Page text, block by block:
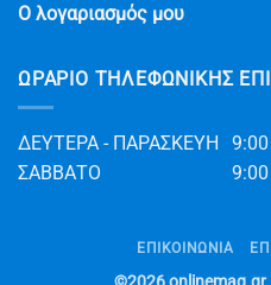
Ο λογαριασμός μου
ΩΡΆΡΙΟ ΤΗΛΕΦΩΝΙΚΉΣ
ΔΕΥΤΕΡΑ - ΠΑΡΑΣΚΕΥΗ
ΣΑΒΒΑΤΟ
ΕΠΙΚΟΙΝΩΝΊΑ